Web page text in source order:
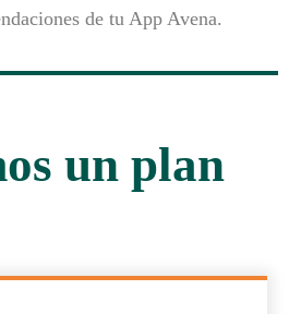
de tu App Avena.
un plan